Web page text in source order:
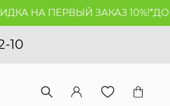
НА ПЕРВЫЙ ЗАКАЗ 10%!*ДОП.
10